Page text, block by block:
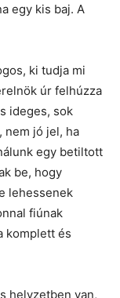
egy kis baj. A
ki tudja mi
úr felhúzza
ideges, sok
nem jó jel, ha
egy betiltott
be, hogy
lehessenek
fiúnak
komplett és
helyzetben van,